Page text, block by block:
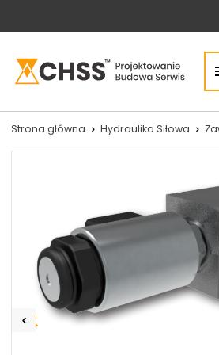
Centrum Hydrauliki
CHSS.PL DAWID WOŹNY
Siłowniki:
+48 690 884 272
silowniki@chss.pl
Strona główna Hydraulika Siłowa